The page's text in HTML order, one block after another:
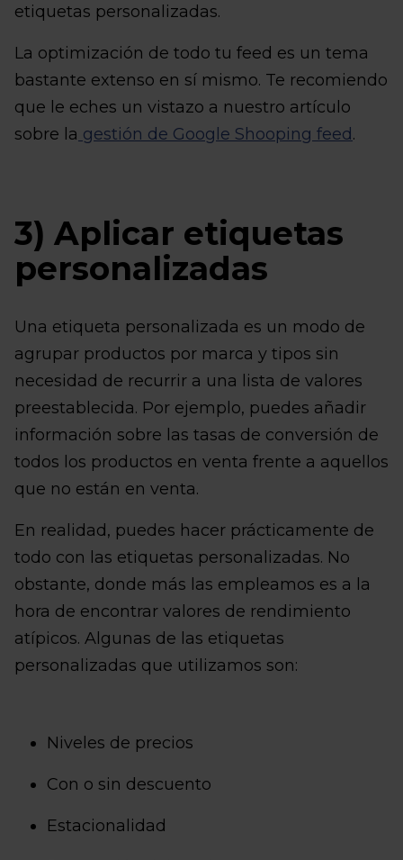
etiquetas personalizadas.
La optimización de todo tu feed es un tema
bastante extenso en sí mismo. Te recomiendo
que le eches un vistazo a nuestro artículo
sobre la gestión de Google Shooping feed.
3) Aplicar etiquetas
personalizadas
Una etiqueta personalizada es un modo de
agrupar productos por marca y tipos sin
necesidad de recurrir a una lista de valores
preestablecida. Por ejemplo, puedes añadir
información sobre las tasas de conversión de
todos los productos en venta frente a aquellos
que no están en venta.
En realidad, puedes hacer prácticamente de
todo con las etiquetas personalizadas. No
obstante, donde más las empleamos es a la
hora de encontrar valores de rendimiento
atípicos. Algunas de las etiquetas
personalizadas que utilizamos son:
Niveles de precios
Con o sin descuento
Estacionalidad